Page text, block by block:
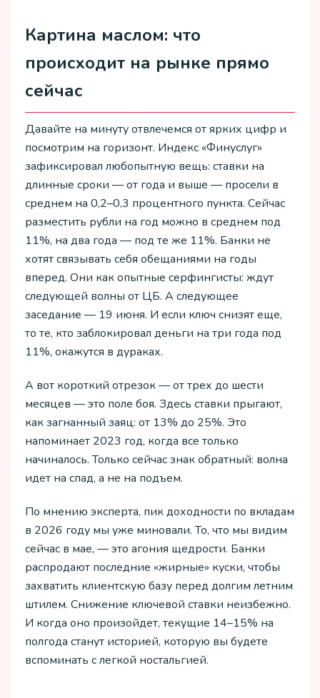
Картина маслом: что
происходит на рынке прямо
сейчас
Давайте на минуту отвлечемся от ярких цифр и
посмотрим на горизонт. Индекс «Финуслуг»
зафиксировал любопытную вещь: ставки на
длинные сроки — от года и выше — просели в
среднем на 0,2–0,3 процентного пункта. Сейчас
разместить рубли на год можно в среднем под
11%, на два года — под те же 11%. Банки не
хотят связывать себя обещаниями на годы
вперед. Они как опытные серфингисты: ждут
следующей волны от ЦБ. А следующее
заседание — 19 июня. И если ключ снизят еще,
то те, кто заблокировал деньги на три года под
11%, окажутся в дураках.
А вот короткий отрезок — от трех до шести
месяцев — это поле боя. Здесь ставки прыгают,
как загнанный заяц: от 13% до 25%. Это
напоминает 2023 год, когда все только
начиналось. Только сейчас знак обратный: волна
идет на спад, а не на подъем.
По мнению эксперта, пик доходности по вкладам
в 2026 году мы уже миновали. То, что мы видим
сейчас в мае, — это агония щедрости. Банки
распродают последние «жирные» куски, чтобы
захватить клиентскую базу перед долгим летним
штилем. Снижение ключевой ставки неизбежно.
И когда оно произойдет, текущие 14–15% на
полгода станут историей, которую вы будете
вспоминать с легкой ностальгией.